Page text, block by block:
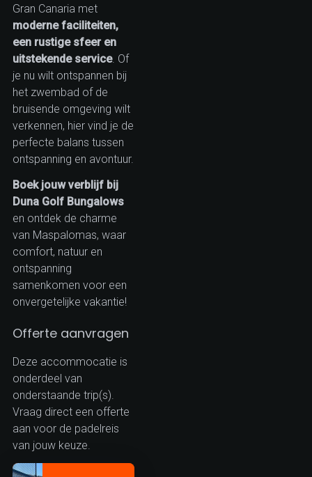
Gran Canaria met
moderne faciliteiten,
een rustige sfeer en
uitstekende service. Of
je nu wilt ontspannen bij
het zwembad of de
bruisende omgeving wilt
verkennen, hier vind je de
perfecte balans tussen
ontspanning en avontuur.
Boek jouw verblijf bij
Duna Golf Bungalows
en ontdek de charme
van Maspalomas, waar
comfort, natuur en
ontspanning
samenkomen voor een
onvergetelijke vakantie!
Offerte aanvragen
Deze accommocatie is
onderdeel van
onderstaande trip(s).
Vraag direct een offerte
aan voor de padelreis
van jouw keuze.